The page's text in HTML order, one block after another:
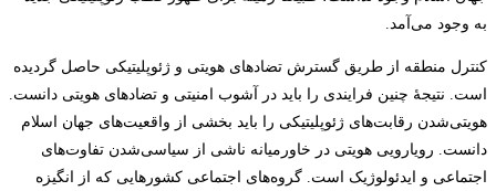
به وجود می‌آمد.
کنترل منطقه از طریق گسترش تضادهای هویتی و ژئوپلیتیکی حاصل گردیده
است. نتیجۀ چنین فرایندی را باید در آشوب امنیتی و تضادهای هویتی دانست.
هویتی‌شدن رقابت‌های ژئوپلیتیکی را باید بخشی از واقعیت‌های جهان اسلام
دانست. رویارویی هویتی در خاورمیانه ناشی از سیاسی‌شدن تفاوت‌های
اجتماعی و ایدئولوژیک است. گروه‌های اجتماعی کشورهایی که از انگیزه